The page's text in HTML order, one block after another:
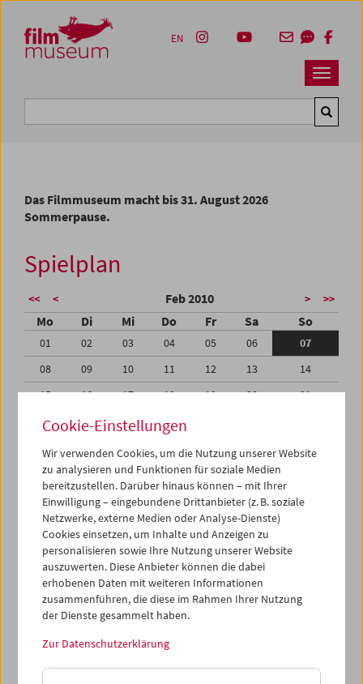
Zum Inhalt
Zum Hauptmenü
Zur Servicenavigation
Zum Suche
Navbar
EN
Das Filmmuseum macht bis 31. August 2026
Sommerpause.
Spielplan
<< < Feb 2010 > >>
Mo Di Mi Do Fr Sa So
01 02 03 04 05 06
07
08
09 10 11 12 13
14
15
16 17 18 19 20
21
22
23 24 25
01
03 05
07
08
09 10 11 12 13
iCalender
Programmheft-PDF
English language or subtitles
< Vorherige Woche
Mo 1.2.
Cookie-Einstellungen
Wir verwenden Cookies, um die Nutzung unserer Website
zu analysieren und Funktionen für soziale Medien
bereitzustellen. Darüber hinaus können – mit Ihrer
Einwilligung – eingebundene Drittanbieter (z. B. soziale
Netzwerke, externe Medien oder Analyse-Dienste)
Cookies einsetzen, um Inhalte und Anzeigen zu
personalisieren sowie Ihre Nutzung unserer Website
auszuwerten. Diese Anbieter können die dabei
erhobenen Daten mit weiteren Informationen
zusammenführen, die diese im Rahmen Ihrer Nutzung
der Dienste gesammelt haben.
Zur Datenschutzerklärung